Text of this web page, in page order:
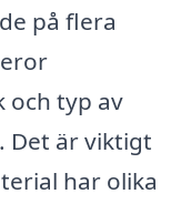
på flera
och typ av
Det är viktigt
har olika